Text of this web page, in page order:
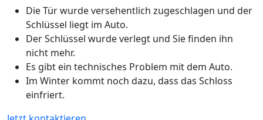
Die Tür wurde versehentlich zugeschlagen und der
Schlüssel liegt im Auto.
Der Schlüssel wurde verlegt und Sie finden ihn
nicht mehr.
Es gibt ein technisches Problem mit dem Auto.
Im Winter kommt noch dazu, dass das Schloss
einfriert.